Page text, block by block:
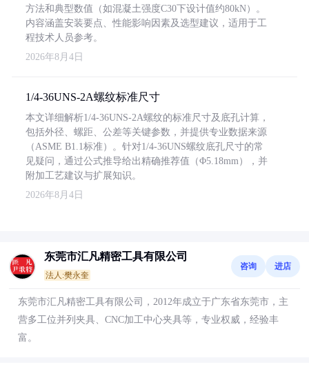
方法和典型数值（如混凝土强度C30下设计值约80kN）。
内容涵盖安装要点、性能影响因素及选型建议，适用于工
程技术人员参考。
2026年8月4日
1/4-36UNS-2A螺纹标准尺寸
本文详细解析1/4-36UNS-2A螺纹的标准尺寸及底孔计算，
包括外径、螺距、公差等关键参数，并提供专业数据来源
（ASME B1.1标准）。针对1/4-36UNS螺纹底孔尺寸的常
见疑问，通过公式推导给出精确推荐值（Φ5.18mm），并
附加工艺建议与扩展知识。
2026年8月4日
东莞市汇凡精密工具有限公司
法人:樊永奎
咨询 进店
东莞市汇凡精密工具有限公司，2012年成立于广东省东莞市，主
营多工位并列夹具、CNC加工中心夹具等，专业权威，经验丰
富。